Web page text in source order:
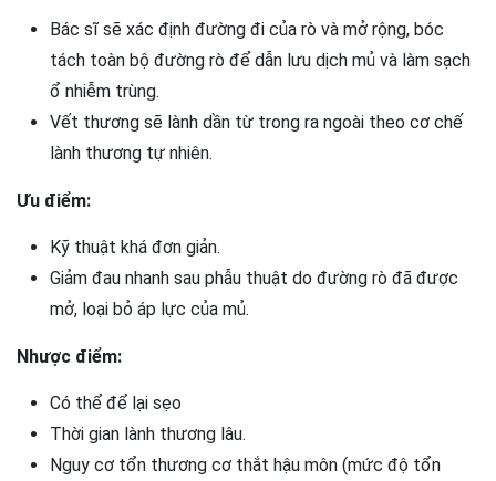
Bác sĩ sẽ xác định đường đi của rò và mở rộng, bóc
tách toàn bộ đường rò để dẫn lưu dịch mủ và làm sạch
ổ nhiễm trùng.
Vết thương sẽ lành dần từ trong ra ngoài theo cơ chế
lành thương tự nhiên.
Ưu điểm:
Kỹ thuật khá đơn giản.
Giảm đau nhanh sau phẫu thuật do đường rò đã được
mở, loại bỏ áp lực của mủ.
Nhược điểm:
Có thể để lại sẹo
Thời gian lành thương lâu.
Nguy cơ tổn thương cơ thắt hậu môn (mức độ tổn